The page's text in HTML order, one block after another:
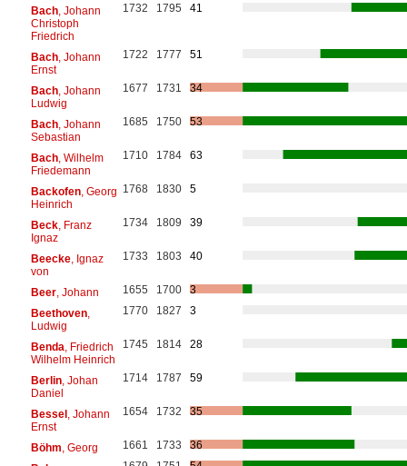
Bach, Johann
Christoph
Friedrich
1732 1795 41
Bach, Johann
Ernst
1722 1777 51
Bach, Johann
Ludwig
1677 1731 34
Bach, Johann
Sebastian
1685 1750 53
Bach, Wilhelm
Friedemann
1710 1784 63
Backofen, Georg
Heinrich
1768 1830 5
Beck, Franz
Ignaz
1734 1809 39
Beecke, Ignaz
von
1733 1803 40
Beer, Johann 1655 1700
3
Beethoven,
Ludwig
1770 1827 3
Benda , Friedrich
Wilhelm Heinrich
1745 1814 28
Berlin, Johan
Daniel
1714 1787 59
Bessel, Johann
Ernst
1654 1732 35
Böhm , Georg 1661 1733
36